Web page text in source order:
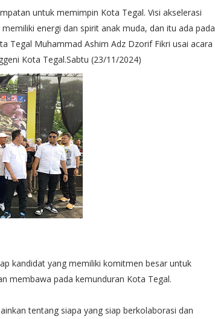
untuk memimpin Kota Tegal. Visi akselerasi
energi dan spirit anak muda, dan itu ada pada
Tegal Muhammad Ashim Adz Dzorif Fikri usai acara
Kota Tegal.Sabtu (23/11/2024)
kandidat yang memiliki komitmen besar untuk
membawa pada kemunduran Kota Tegal.
tentang siapa yang siap berkolaborasi dan